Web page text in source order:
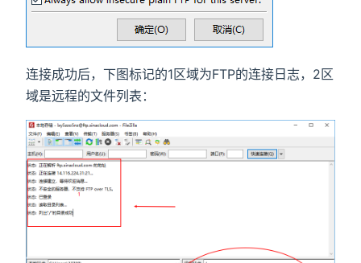
连接成功后，下图标记的1区域为FTP的连接日志，2区
域是远程的文件列表：